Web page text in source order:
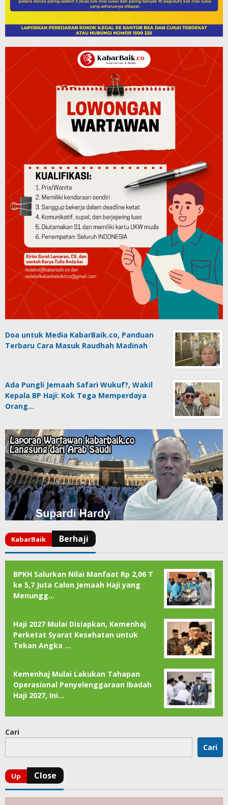
Doa untuk Media KabarBaik.co, Panduan
Terbaru Cara Masuk Raudhah Madinah
Ada Pungli Jemaah Safari Wukuf?, Wakil
Kepala BP Haji: Kok Tega Memperdaya
Orang…
BPKH Salurkan Nilai Manfaat Rp 2,06 T
ke 5,7 Juta Calon Jemaah Haji yang
Menungg…
Haji 2027 Mulai Disiapkan, Kemenhaj
Perketat Syarat Kesehatan untuk
Tekan Angka …
Kemenhaj Mulai Lakukan Tahapan
Operasional Penyelenggaraan Ibadah
Haji 2027, Ini…
Cari
Cari